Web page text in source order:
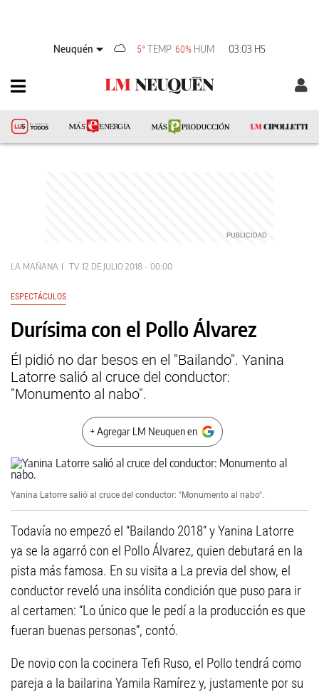
Neuquén 5° TEMP 60% HUM 03:03 HS
LA MAÑANA TV 12 DE JULIO 2018 - 00:00
ESPECTÁCULOS
Durísima con el Pollo Álvarez
Él pidió no dar besos en el "Bailando". Yanina
Latorre salió al cruce del conductor:
"Monumento al nabo".
+ Agregar LM Neuquen en
Yanina Latorre salió al cruce del conductor: "Monumento al nabo".
Todavía no empezó el “Bailando 2018” y Yanina Latorre
ya se la agarró con el Pollo Álvarez, quien debutará en la
pista más famosa. En su visita a La previa del show, el
conductor reveló una insólita condición que puso para ir
al certamen: “Lo único que le pedí a la producción es que
fueran buenas personas”, contó.
De novio con la cocinera Tefi Ruso, el Pollo tendrá como
pareja a la bailarina Yamila Ramírez y, justamente por su